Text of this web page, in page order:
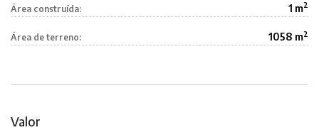
Área construída: 1 m2
Área de terreno: 1058 m2
Valor